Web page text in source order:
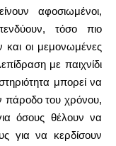
αφοσιωμένοι,
τόσο πιο
και οι μεμονωμένες
με παιχνίδι
μπορεί να
πάροδο του χρόνου,
όσους θέλουν να
για να κερδίσουν